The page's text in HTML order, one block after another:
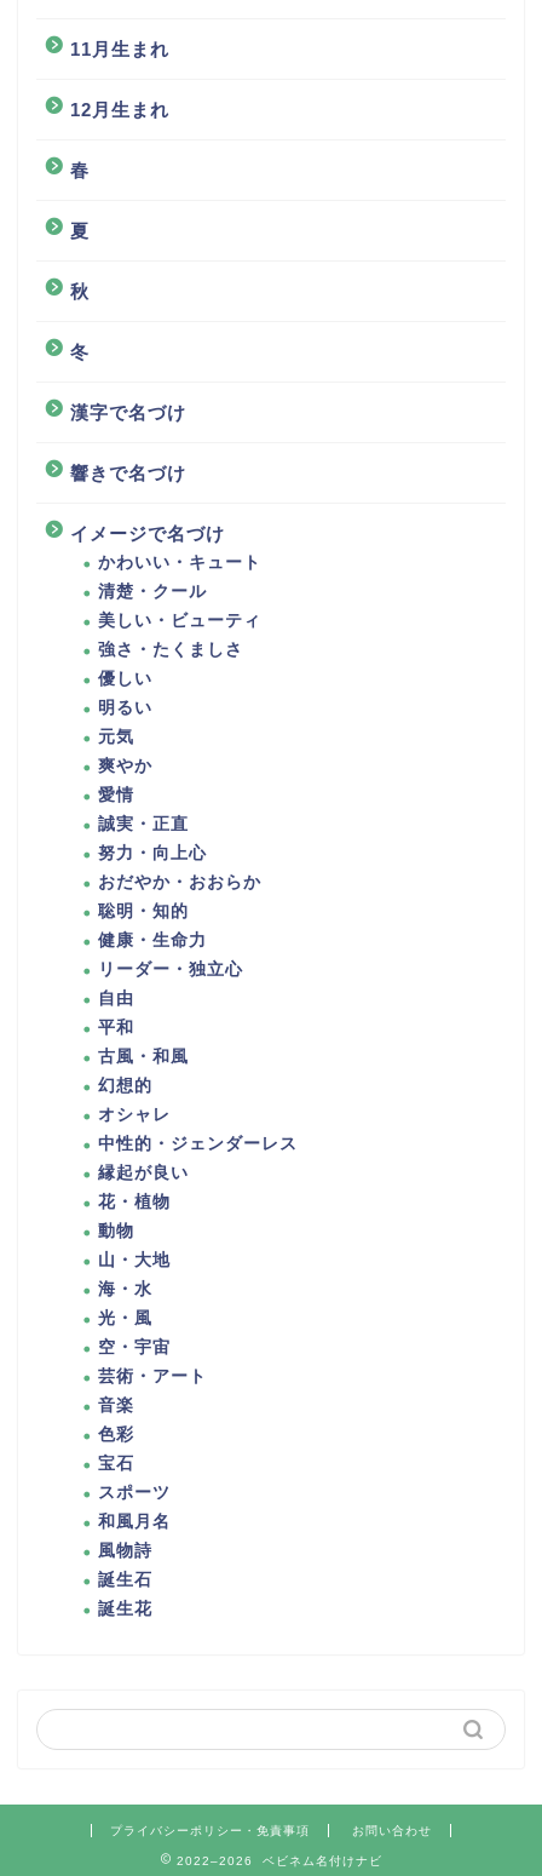
11月生まれ
12月生まれ
春
夏
秋
冬
漢字で名づけ
響きで名づけ
イメージで名づけ
かわいい・キュート
清楚・クール
美しい・ビューティ
強さ・たくましさ
優しい
明るい
元気
爽やか
愛情
誠実・正直
努力・向上心
おだやか・おおらか
聡明・知的
健康・生命力
リーダー・独立心
自由
平和
古風・和風
幻想的
オシャレ
中性的・ジェンダーレス
縁起が良い
花・植物
動物
山・大地
海・水
光・風
空・宇宙
芸術・アート
音楽
色彩
宝石
スポーツ
和風月名
風物詩
誕生石
誕生花
プライバシーポリシー・免責事項 お問い合わせ
2022–2026 ベビネム名付けナビ